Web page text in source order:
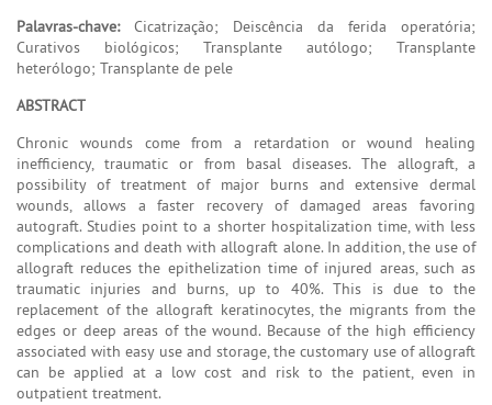
Palavras-chave:Cicatrização; Deiscência da ferida operatória;
Curativos biológicos; Transplante autólogo; Transplante
heterólogo; Transplante de pele
ABSTRACT
Chronic wounds come from a retardation or wound healing
inefficiency, traumatic or from basal diseases. The allograft, a
possibility of treatment of major burns and extensive dermal
wounds, allows a faster recovery of damaged areas favoring
autograft. Studies point to a shorter hospitalization time, with less
complications and death with allograft alone. In addition, the use of
allograft reduces the epithelization time of injured areas, such as
traumatic injuries and burns, up to 40%. This is due to the
replacement of the allograft keratinocytes, the migrants from the
edges or deep areas of the wound. Because of the high efficiency
associated with easy use and storage, the customary use of allograft
can be applied at a low cost and risk to the patient, even in
outpatient treatment.